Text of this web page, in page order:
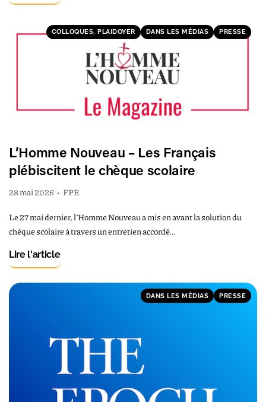
COLLOQUES, PLAIDOYER DANS LES MÉDIAS PRESSE
L’Homme Nouveau – Les Français
plébiscitent le chèque scolaire
28 mai 2026 • FPE
Le 27 mai dernier, l’Homme Nouveau a mis en avant la solution du
chèque scolaire à travers un entretien accordé…
Lire l'article
DANS LES MÉDIAS PRESSE